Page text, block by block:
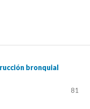
bronquial
81